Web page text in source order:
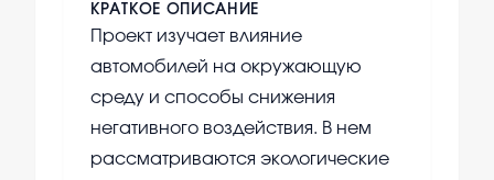
КРАТКОЕ ОПИСАНИЕ
Проект изучает влияние
автомобилей на окружающую
среду и способы снижения
негативного воздействия. В нем
рассматриваются экологические